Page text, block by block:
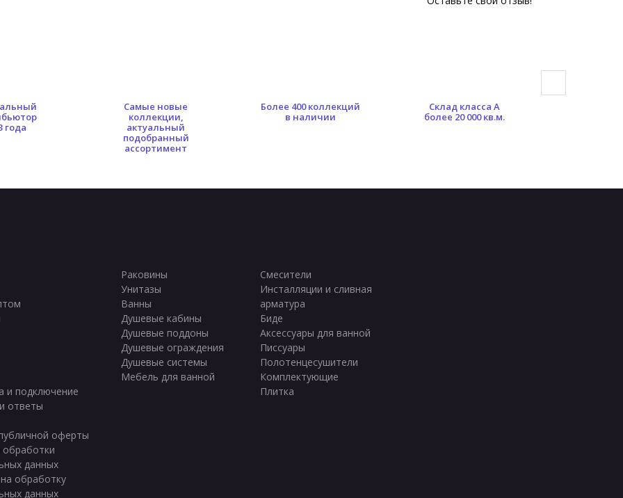
года
Самые новые
коллекции,
актуальный
подобранный
ассортимент
Более 400 коллекций
в наличии
Склад класса А
более 20 000 кв.м.
и подключение
ответы
оферты
обработки
данных
на обработку
данных
Раковины
Унитазы
Ванны
Душевые кабины
Душевые поддоны
Душевые ограждения
Душевые системы
Мебель для ванной
Смесители
Инсталляции и сливная
арматура
Биде
Аксессуары для ванной
Писсуары
Полотенцесушители
Комплектующие
Плитка